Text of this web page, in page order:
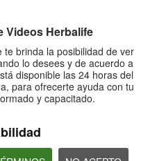
Videos Herbalife
brinda la posibilidad de ver
lo desees y de acuerdo a
disponible las 24 horas del
para ofrecerte ayuda con tu
y capacitado.
2:20